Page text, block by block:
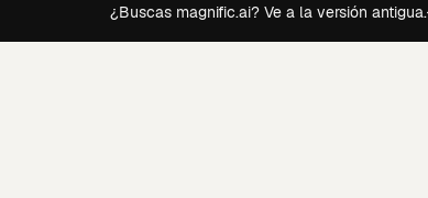
¿Buscas magnific.ai? Ve a la versión antigua.